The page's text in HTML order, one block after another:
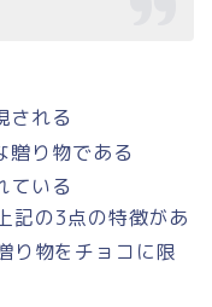
される
贈り物である
ている
記の3点の特徴があ
り物をチョコに限